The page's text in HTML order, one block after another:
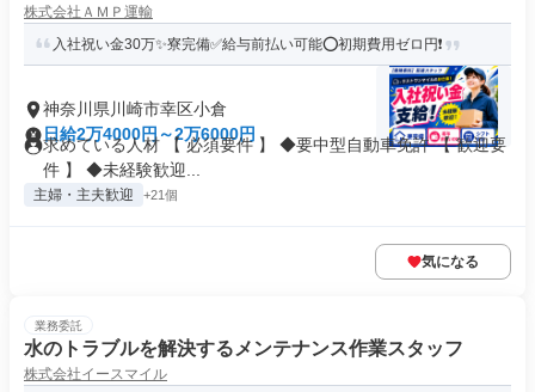
株式会社ＡＭＰ運輸
入社祝い金30万✨寮完備✅給与前払い可能⭕初期費用ゼロ円❗
神奈川県川崎市幸区小倉
日給2万4000円～2万6000円
求めている人材 【 必須要件 】 ◆要中型自動車免許 【 歓迎要
件 】 ◆未経験歓迎...
主婦・主夫歓迎 +21個
気になる
業務委託
水のトラブルを解決するメンテナンス作業スタッフ
株式会社イースマイル